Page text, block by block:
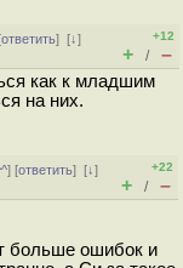
ответить][↓]
+12
+ / –
как к младшим
на них.
] [ответить][↓]
+22
+ / –
больше ошибок и